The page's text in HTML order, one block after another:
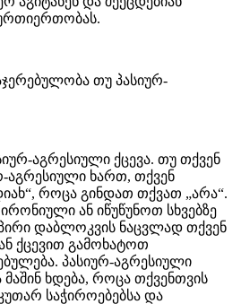
თუ პასიურ-
აგრესიული ქცევა. თუ თქვენ
აგრესიული ხართ, თქვენ
როცა გინდათ თქვათ „არა“.
ან იწუწუნოთ სხვებზე
დაბლოკვის ნაცვლად თქვენ
ქცევით გამოხატოთ
პასიურ-აგრესიული
ხდება, როცა თქვენთვის
საჭიროებებსა და